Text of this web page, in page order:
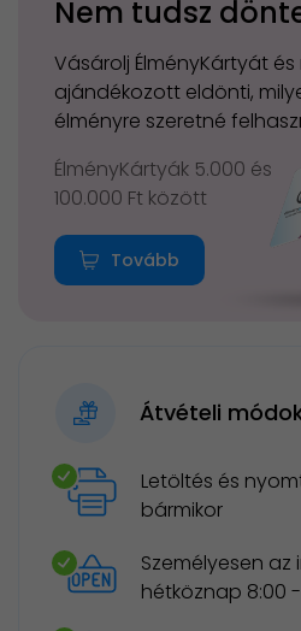
Nem tudsz
Vásárolj ÉlményKártyát
ajándékozott eldönti,
élményre szeretné
ÉlményKártyák 5.000 és
100.000 Ft között
Tovább
Átvételi
Letöltés és
bármikor
Személyesen
hétköznap 8:00